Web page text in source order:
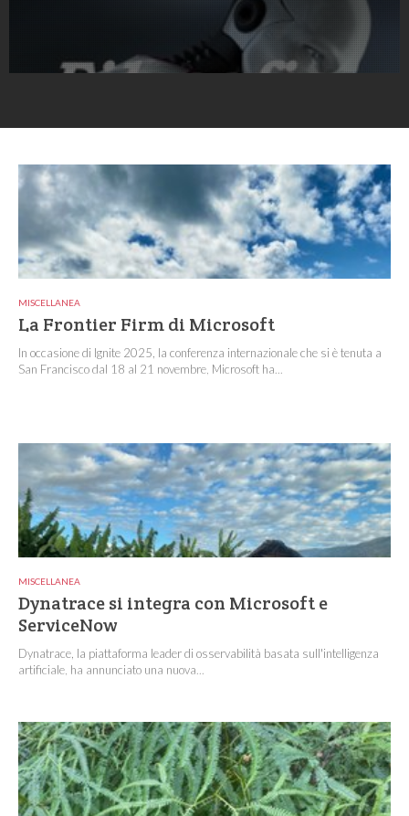
MISCELLANEA
La Frontier Firm di Microsoft
In occasione di Ignite 2025, la conferenza internazionale che si è tenuta a
San Francisco dal 18 al 21 novembre, Microsoft ha...
MISCELLANEA
Dynatrace si integra con Microsoft e
ServiceNow
Dynatrace, la piattaforma leader di osservabilità basata sull'intelligenza
artificiale, ha annunciato una nuova...